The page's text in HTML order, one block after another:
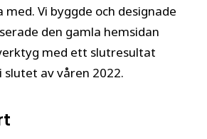
Vi byggde och designade
den gamla hemsidan
med ett slutresultat
slutet av våren 2022.